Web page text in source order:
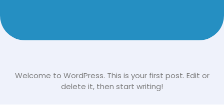
Welcome to WordPress. This is your first post. Edit or
delete it, then start writing!